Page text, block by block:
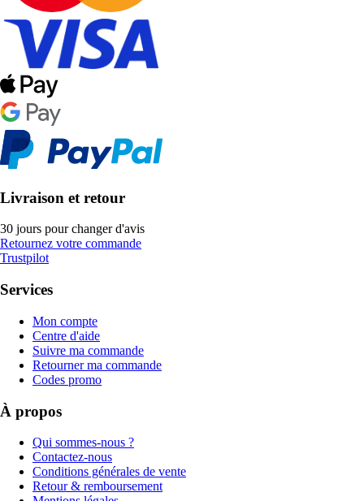
Livraison et retour
30 jours pour changer d'avis
Retournez votre commande
Trustpilot
Services
Mon compte
Centre d'aide
Suivre ma commande
Retourner ma commande
Codes promo
À propos
Qui sommes-nous ?
Contactez-nous
Conditions générales de vente
Retour & remboursement